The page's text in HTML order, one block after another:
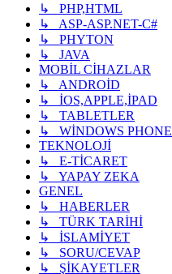
↳ PHP,HTML
↳ ASP-ASP.NET-C#
↳ PHYTON
↳ JAVA
MOBİL CİHAZLAR
↳ ANDROİD
↳ İOS,APPLE,İPAD
↳ TABLETLER
↳ WİNDOWS PHONE
TEKNOLOJİ
↳ E-TİCARET
↳ YAPAY ZEKA
GENEL
↳ HABERLER
↳ TÜRK TARİHİ
↳ İSLAMİYET
↳ SORU/CEVAP
↳ ŞİKAYETLER